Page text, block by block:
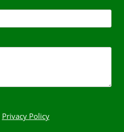
Privacy Policy